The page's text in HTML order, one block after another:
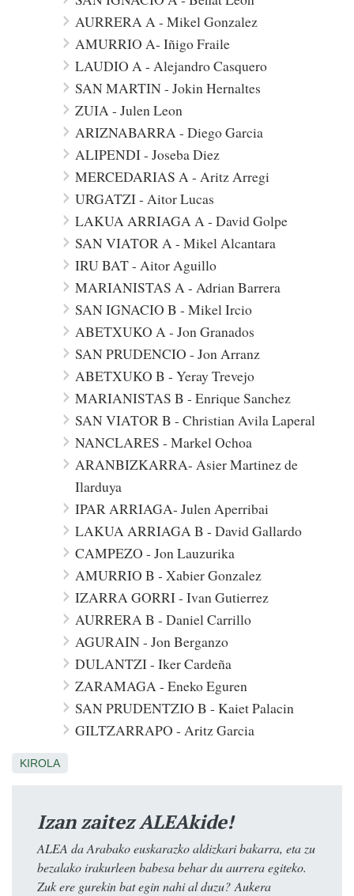
AURRERA A - Mikel Gonzalez
AMURRIO A- Iñigo Fraile
LAUDIO A - Alejandro Casquero
SAN MARTIN - Jokin Hernaltes
ZUIA - Julen Leon
ARIZNABARRA - Diego Garcia
ALIPENDI - Joseba Diez
MERCEDARIAS A - Aritz Arregi
URGATZI - Aitor Lucas
LAKUA ARRIAGA A - David Golpe
SAN VIATOR A - Mikel Alcantara
IRU BAT - Aitor Aguillo
MARIANISTAS A - Adrian Barrera
SAN IGNACIO B - Mikel Ircio
ABETXUKO A - Jon Granados
SAN PRUDENCIO - Jon Arranz
ABETXUKO B - Yeray Trevejo
MARIANISTAS B - Enrique Sanchez
SAN VIATOR B - Christian Avila Laperal
NANCLARES - Markel Ochoa
ARANBIZKARRA- Asier Martinez de
Ilarduya
IPAR ARRIAGA- Julen Aperribai
LAKUA ARRIAGA B - David Gallardo
CAMPEZO - Jon Lauzurika
AMURRIO B - Xabier Gonzalez
IZARRA GORRI - Ivan Gutierrez
AURRERA B - Daniel Carrillo
AGURAIN - Jon Berganzo
DULANTZI - Iker Cardeña
ZARAMAGA - Eneko Eguren
SAN PRUDENTZIO B - Kaiet Palacin
GILTZARRAPO - Aritz Garcia
KIROLA
Izan zaitez ALEAkide!
ALEA da Arabako euskarazko aldizkari bakarra, eta zu
bezalako irakurleen babesa behar du aurrera egiteko.
Zuk ere gurekin bat egin nahi al duzu? Aukera